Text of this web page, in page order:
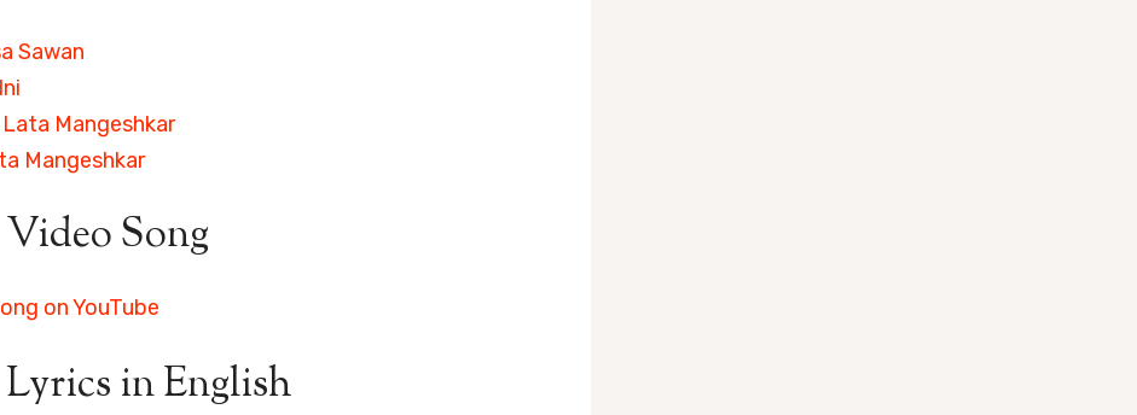
Sawan
Mangeshkar
Mangeshkar
Song
on YouTube
Lyrics in English